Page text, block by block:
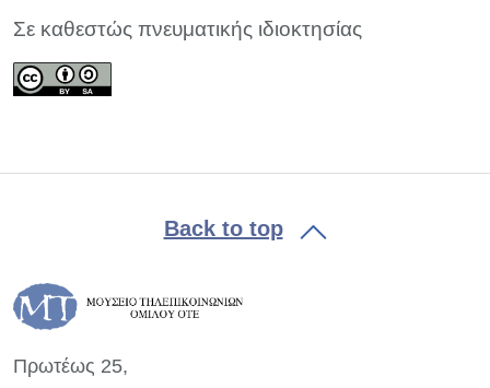
Σε καθεστώς πνευματικής ιδιοκτησίας
Back to top
Πρωτέως 25,